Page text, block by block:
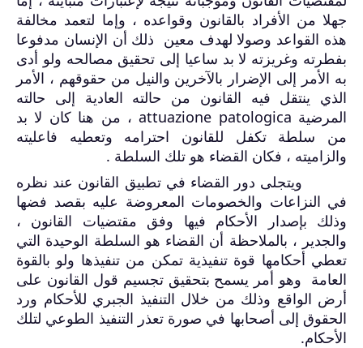
جهلا من الأفراد بالقانون وقواعده ، وإما لتعمد مخالفة
هذه القواعد وصولا لهدف معين ذلك أن الإنسان مدفوعا
بفطرته وغريزته لا بد ساعيا إلى تحقيق مصالحه ولو أدى
به الأمر إلى الإضرار بالآخرين والنيل من حقوقهم ، الأمر
الذي ينتقل فيه القانون من حالته العادية إلى حالته
المرضية attuazione patologica ، من هنا كان لا بد
من سلطة تكفل للقانون احترامه وتعطيه فاعليته
والزاميته ، فكان القضاء هو تلك السلطة .
ويتجلى دور القضاء في تطبيق القانون عند نظره
في النزاعات والخصومات المعروضة عليه بقصد فضها
وذلك بإصدار الأحكام فيها وفق مقتضيات القانون ،
والجدير ، بالملاحظة أن القضاء هو السلطة الوحيدة التي
تعطي أحكامها قوة تنفيذية تمكن من تنفيذها ولو بالقوة
العامة وهو أمر يسمح بتحقيق تجسيم قول القانون على
أرض الواقع وذلك من خلال التنفيذ الجبري للأحكام ورد
الحقوق إلى أصحابها في صورة تعذر التنفيذ الطوعي لتلك
الأحكام.